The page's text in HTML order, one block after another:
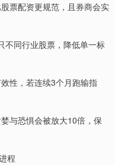
票配资更规范，且券商会实
不同行业股票，降低单一标
性，若连续3个月跑输指
与恐惧会被放大10倍，保
程